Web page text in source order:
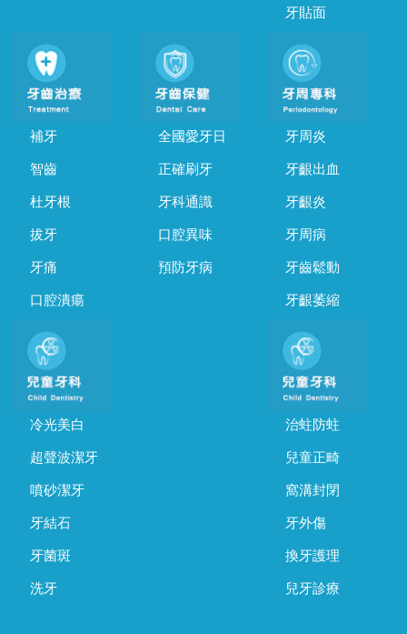
牙貼面
補牙
智齒
杜牙根
拔牙
牙痛
口腔潰瘍
全國愛牙日
正確刷牙
牙科通識
口腔異味
預防牙病
牙周炎
牙齦出血
牙齦炎
牙周病
牙齒鬆動
牙齦萎縮
冷光美白
超聲波潔牙
噴砂潔牙
牙結石
牙菌斑
洗牙
治蛀防蛀
兒童正畸
窩溝封閉
牙外傷
換牙護理
兒牙診療